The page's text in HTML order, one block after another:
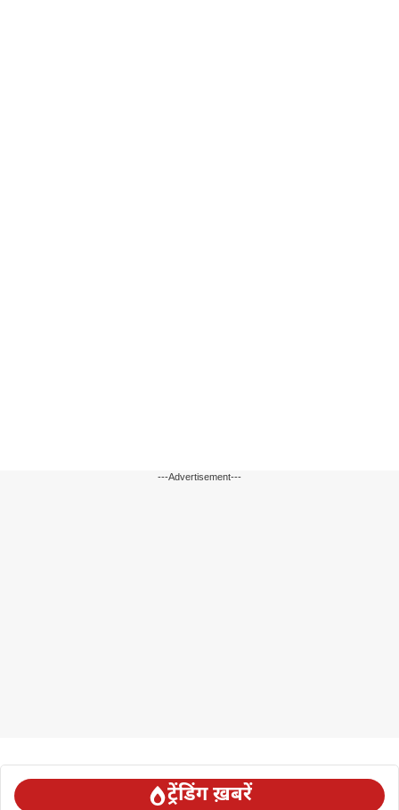
---Advertisement---
ट्रेंडिंग ख़बरें